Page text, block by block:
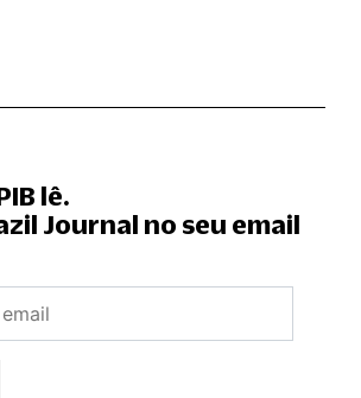
lê.
Journal no seu email